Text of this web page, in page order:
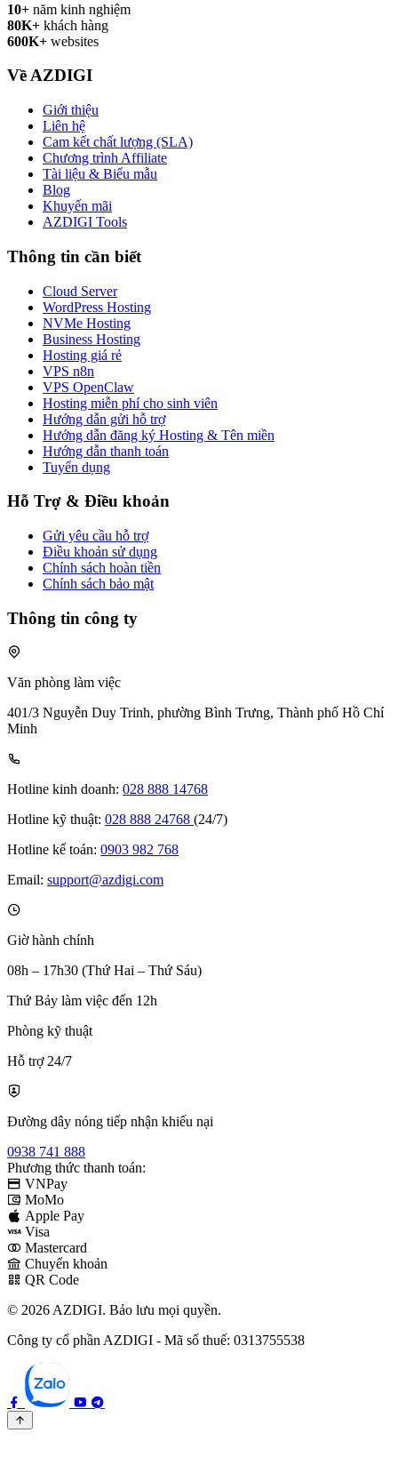
10+ năm kinh nghiệm
80K+ khách hàng
600K+ websites
Về AZDIGI
Giới thiệu
Liên hệ
Cam kết chất lượng (SLA)
Chương trình Affiliate
Tài liệu & Biểu mẫu
Blog
Khuyến mãi
AZDIGI Tools
Thông tin cần biết
Cloud Server
WordPress Hosting
NVMe Hosting
Business Hosting
Hosting giá rẻ
VPS n8n
VPS OpenClaw
Hosting miễn phí cho sinh viên
Hướng dẫn gửi hỗ trợ
Hướng dẫn đăng ký Hosting & Tên miền
Hướng dẫn thanh toán
Tuyển dụng
Hỗ Trợ & Điều khoản
Gửi yêu cầu hỗ trợ
Điều khoản sử dụng
Chính sách hoàn tiền
Chính sách bảo mật
Thông tin công ty
Văn phòng làm việc
401/3 Nguyễn Duy Trinh, phường Bình Trưng, Thành phố Hồ Chí
Minh
Hotline kinh doanh: 028 888 14768
Hotline kỹ thuật: 028 888 24768 (24/7)
Hotline kế toán: 0903 982 768
Email: support@azdigi.com
Giờ hành chính
08h – 17h30 (Thứ Hai – Thứ Sáu)
Thứ Bảy làm việc đến 12h
Phòng kỹ thuật
Hỗ trợ 24/7
Đường dây nóng tiếp nhận khiếu nại
0938 741 888
Phương thức thanh toán:
VNPay
MoMo
Apple Pay
Visa
Mastercard
Chuyển khoản
QR Code
© 2026 AZDIGI. Bảo lưu mọi quyền.
Công ty cổ phần AZDIGI - Mã số thuế: 0313755538